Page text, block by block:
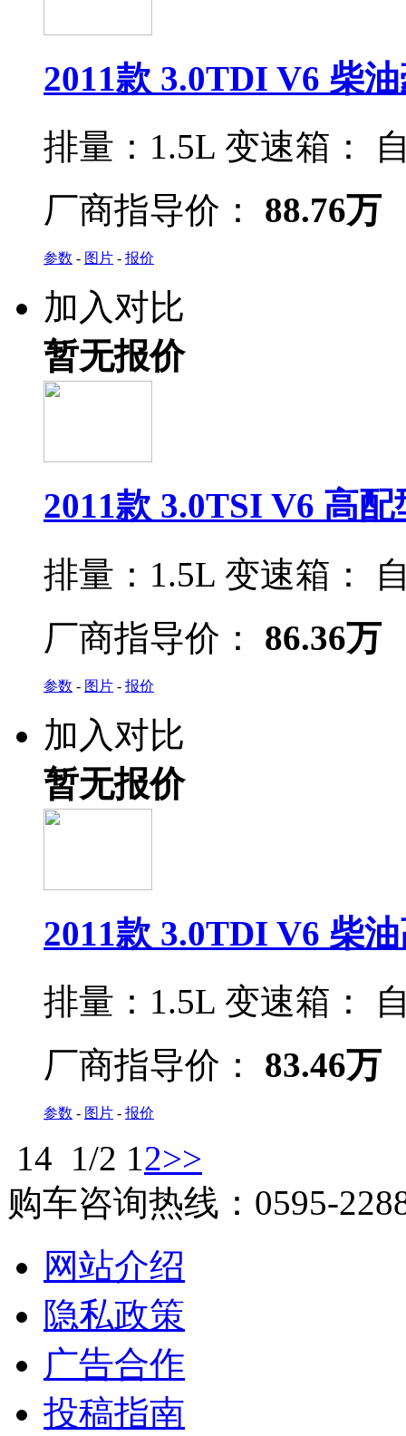
2011款 3.0TDI V6 柴
排量： 1.5L 变速箱：
厂商指导价：
88.76万
参数 - 图片 - 报价
加入对比
暂无报价
2011款 3.0TSI V6 高配
排量： 1.5L 变速箱：
厂商指导价：
86.36万
参数 - 图片 - 报价
加入对比
暂无报价
2011款 3.0TDI V6 柴
排量： 1.5L 变速箱：
厂商指导价：
83.46万
参数 - 图片 - 报价
14 1/2 12>>
购车咨询热线：0595-
网站介绍
隐私政策
广告合作
投稿指南